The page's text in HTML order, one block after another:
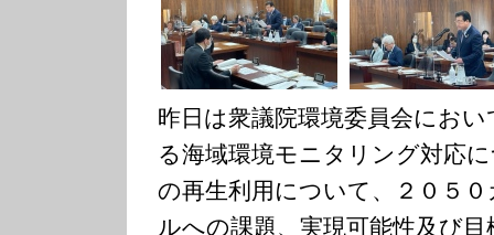
昨日は衆議院環境委員会にお
る海域環境モニタリング対応
の再生利用について、２０５
ルへの課題、実現可能性及び